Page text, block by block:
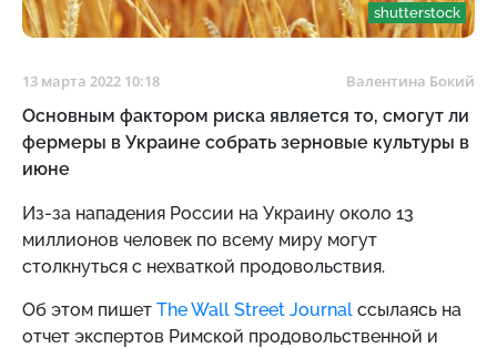
shutterstock
13 марта 2022 10:18 Валентина Бокий
Основным фактором риска является то, смогут ли
фермеры в Украине собрать зерновые культуры в
июне
Из-за нападения России на Украину около 13
миллионов человек по всему миру могут
столкнуться с нехваткой продовольствия.
Об этом пишет The Wall Street Journal ссылаясь на
отчет экспертов Римской продовольственной и